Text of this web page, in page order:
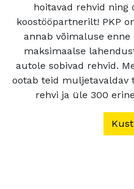
hoitavad rehvid ning
koostööpartnerilt! PKP
annab võimaluse
maksimaalse
autole sobivad rehvid.
ootab teid muljetavaldav
rehvi ja üle 300